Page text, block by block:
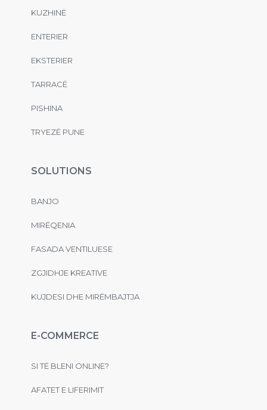
KUZHINË
ENTERIER
EKSTERIER
TARRACË
PISHINA
TRYEZË PUNE
SOLUTIONS
BANJO
MIRËQENIA
FASADA VENTILUESE
ZGJIDHJE KREATIVE
KUJDESI DHE MIRËMBAJTJA
E-COMMERCE
SI TË BLENI ONLINE?
AFATET E LIFERIMIT